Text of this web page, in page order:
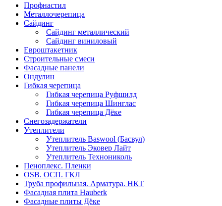
Профнастил
Металлочерепица
Сайдинг
Сайдинг металлический
Сайдинг виниловый
Евроштакетник
Строительные смеси
Фасадные панели
Ондулин
Гибкая черепица
Гибкая черепица Руфшилд
Гибкая черепица Шинглас
Гибкая черепица Дёке
Снегозадержатели
Утеплители
Утеплитель Baswool (Басвул)
Утеплитель Эковер Лайт
Утеплитель Технониколь
Пеноплекс. Пленки
OSB. ОСП. ГКЛ
Труба профильная. Арматура. НКТ
Фасадная плита Hauberk
Фасадные плиты Дёке